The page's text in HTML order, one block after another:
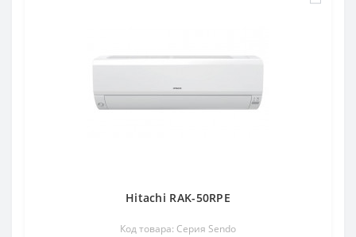
Hitachi RAK-50RPE
Код товара: Серия Sendo